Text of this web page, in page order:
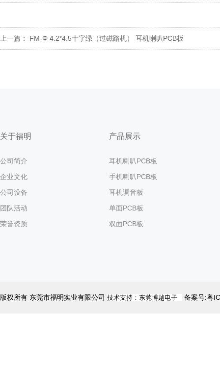
上一篇： FM-Φ 4.2*4.5十字绿（过磁路机） 耳机喇叭PCB板
关于福明
公司简介
企业文化
公司设备
团队活动
荣誉资质
产品展示
耳机喇叭PCB板
手机喇叭PCB板
耳机调音板
单面PCB板
双面PCB板
版权所有 东莞市福明实业有限公司 技术支持：东莞博越电子 备案号:粤